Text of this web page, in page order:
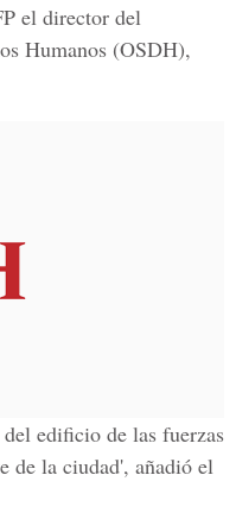
el director del
Humanos (OSDH),
edificio de las fuerzas
de la ciudad', añadió el